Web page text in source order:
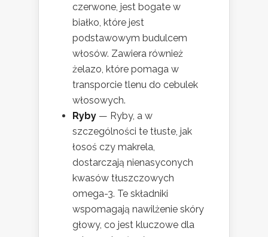
czerwone, jest bogate w
białko, które jest
podstawowym budulcem
włosów. Zawiera również
żelazo, które pomaga w
transporcie tlenu do cebulek
włosowych.
Ryby — Ryby, a w
szczególności te tłuste, jak
łosoś czy makrela,
dostarczają nienasyconych
kwasów tłuszczowych
omega-3. Te składniki
wspomagają nawilżenie skóry
głowy, co jest kluczowe dla